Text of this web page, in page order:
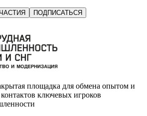
ПОДПИСАТЬСЯ
площадка для обмена опытом и
ключевых игроков